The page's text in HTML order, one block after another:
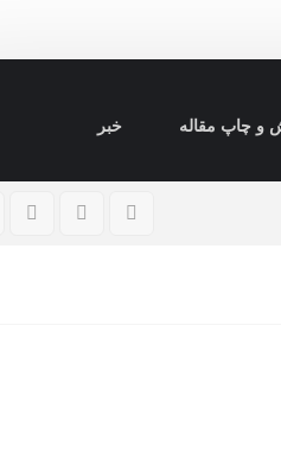
و چاپ مقاله خبر